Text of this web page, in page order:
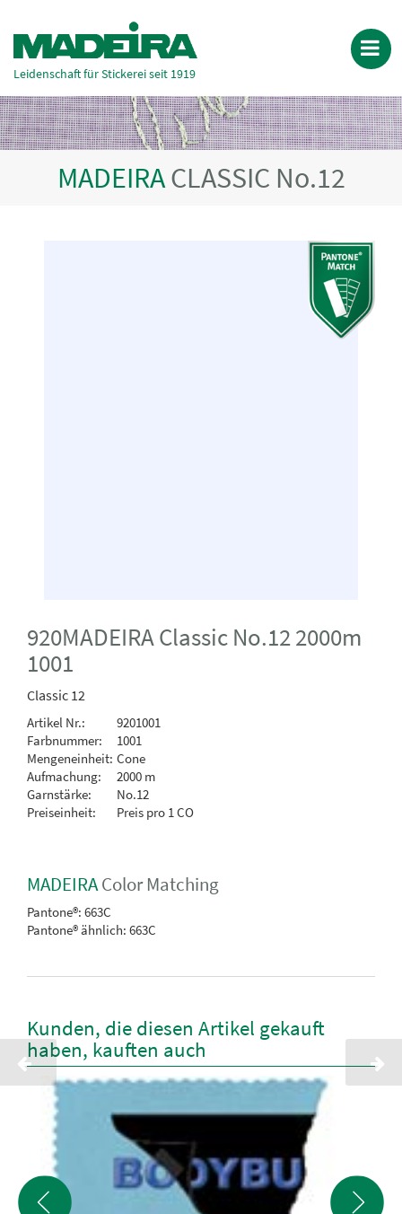
Leidenschaft für Stickerei seit 1919
MADEIRACLASSIC No.12
920MADEIRA Classic No.12 2000m
1001
Classic 12
Artikel Nr.:
9201001
Farbnummer:
1001
Mengeneinheit: Cone
Aufmachung:
2000 m
Garnstärke:
No.12
Preiseinheit:
Preis pro 1 CO
MADEIRAColor Matching
Pantone®: 663C
Pantone® ähnlich: 663C
Kunden, die diesen Artikel gekauft
haben, kauften auch